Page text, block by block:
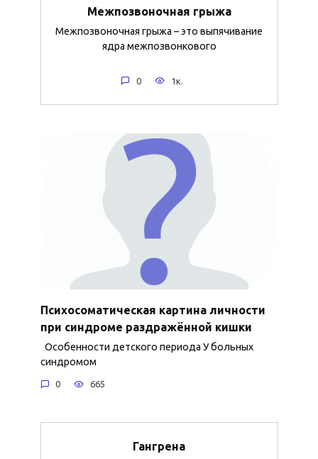
Межпозвоночная грыжа
Межпозвоночная грыжа – это выпячивание
ядра межпозвонкового
0 1к.
Психосоматическая картина личности
при синдроме раздражённой кишки
Особенности детского периода У больных
синдромом
0 665
Гангрена